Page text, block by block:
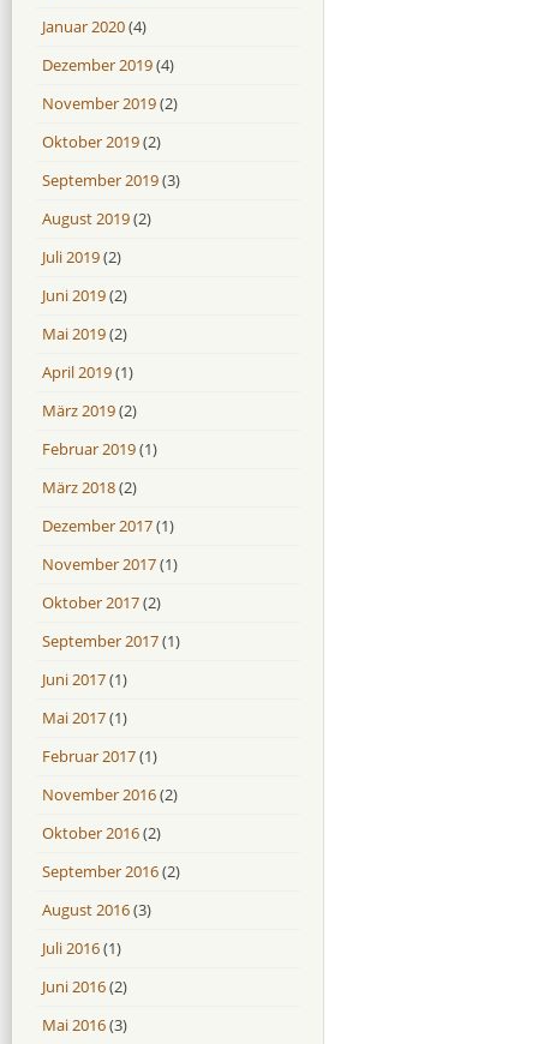
Januar 2020(4)
Dezember 2019(4)
November 2019(2)
Oktober 2019(2)
September 2019(3)
August 2019(2)
Juli 2019(2)
Juni 2019(2)
Mai 2019(2)
April 2019(1)
März 2019(2)
Februar 2019(1)
März 2018(2)
Dezember 2017(1)
November 2017(1)
Oktober 2017(2)
September 2017(1)
Juni 2017(1)
Mai 2017(1)
Februar 2017(1)
November 2016(2)
Oktober 2016(2)
September 2016(2)
August 2016(3)
Juli 2016(1)
Juni 2016(2)
Mai 2016(3)